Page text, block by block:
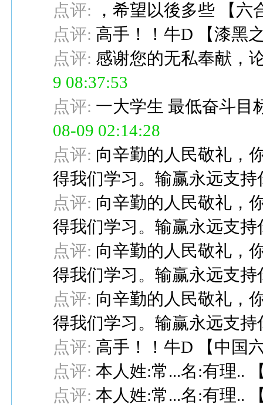
点评:
，希望以後多些 【六
点评: 高手！！牛D 【漆黑
点评: 感谢您的无私奉献，
9 08:37:53
点评: 一大学生 最低奋斗目
08-09 02:14:28
点评: 向辛勤的人民敬礼，
得我们学习。输赢永远支持
点评: 向辛勤的人民敬礼，
得我们学习。输赢永远支持
点评: 向辛勤的人民敬礼，
得我们学习。输赢永远支持
点评: 向辛勤的人民敬礼，
得我们学习。输赢永远支持
点评: 高手！！牛D 【中国
点评: 本人姓:常...名:有理..
点评: 本人姓:常...名:有理..